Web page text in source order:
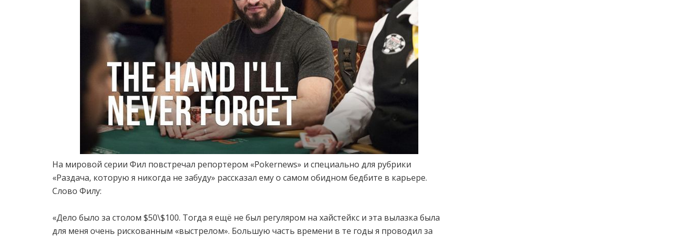
На мировой серии Фил повстречал репортером «Pokernews» и специально для рубрики
«Раздача, которую я никогда не забуду» рассказал ему о самом обидном бедбите в карьере.
Слово Филу:
«Дело было за столом $50\$100. Тогда я ещё не был регуляром на хайстейкс и эта вылазка была
для меня очень рискованным «выстрелом». Большую часть времени в те годы я проводил за